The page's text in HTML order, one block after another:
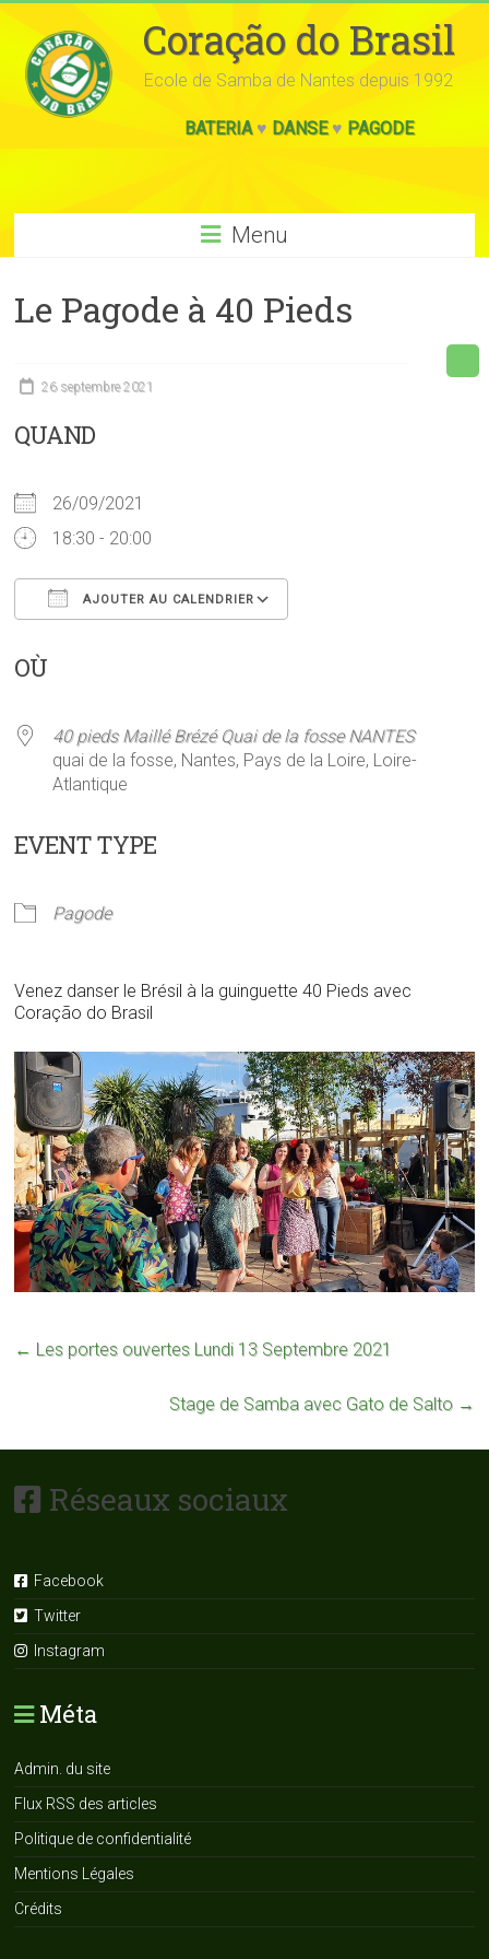
Coração do Brasil
Ecole de Samba de Nantes depuis 1992
BATERIA♥ DANSE♥ PAGODE
Menu
Le Pagode à 40 Pieds
26 septembre 2021
QUAND
26/09/2021
18:30 - 20:00
AJOUTER AU CALENDRIER
OÙ
40 pieds Maillé Brézé Quai de la fosse NANTES
quai de la fosse, Nantes, Pays de la Loire, Loire-
Atlantique
EVENT TYPE
Pagode
Venez danser le Brésil à la guinguette 40 Pieds avec
Coração do Brasil
← Les portes ouvertes Lundi 13 Septembre 2021
Stage de Samba avec Gato de Salto →
Réseaux sociaux
Facebook
Twitter
Instagram
Méta
Admin. du site
Flux RSS des articles
Politique de confidentialité
Mentions Légales
Crédits